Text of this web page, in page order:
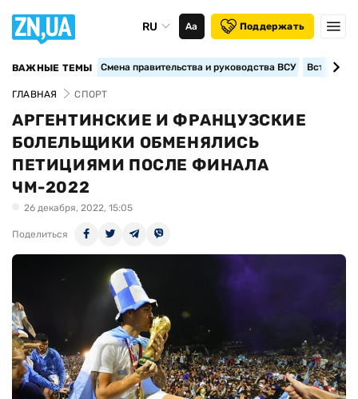
RU Аа Поддержать
ВАЖНЫЕ ТЕМЫ Смена правительства и руководства ВСУ
ГЛАВНАЯ СПОРТ
АРГЕНТИНСКИЕ И ФРАНЦУЗСКИЕ
БОЛЕЛЬЩИКИ ОБМЕНЯЛИСЬ
ПЕТИЦИЯМИ ПОСЛЕ ФИНАЛА
ЧМ-2022
26 декабря, 2022, 15:05
Поделиться